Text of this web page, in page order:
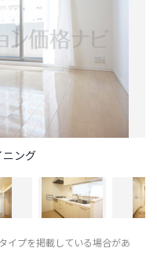
ニング
イプを掲載している場合があ